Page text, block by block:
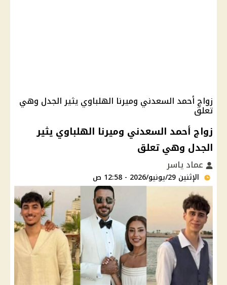
زواج أحمد السعدني وميرنا الهلباوي يثير الجدل وهي
تعلق
زواج أحمد السعدني وميرنا الهلباوي يثير
الجدل وهي تعلق
عماد ياسر
الإثنين 29/يونيو/2026 - 12:58 ص